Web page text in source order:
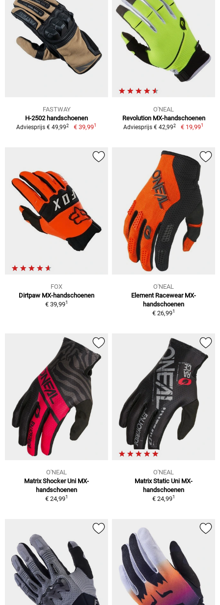
FASTWAY
H-2502 handschoenen
Adviesprijs € 49,992 € 39,991
O'NEAL
Revolution MX-handschoenen
Adviesprijs € 42,992 € 19,991
FOX
Dirtpaw MX-handschoenen
€ 39,991
O'NEAL
Element Racewear MX-
handschoenen
€ 26,991
O'NEAL
Matrix Shocker Uni MX-
handschoenen
€ 24,991
O'NEAL
Matrix Static Uni MX-
handschoenen
€ 24,991